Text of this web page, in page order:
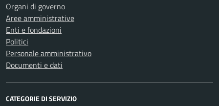
Organi di governo
Aree amministrative
Enti e fondazioni
Politici
Personale amministrativo
Documenti e dati
CATEGORIE DI SERVIZIO